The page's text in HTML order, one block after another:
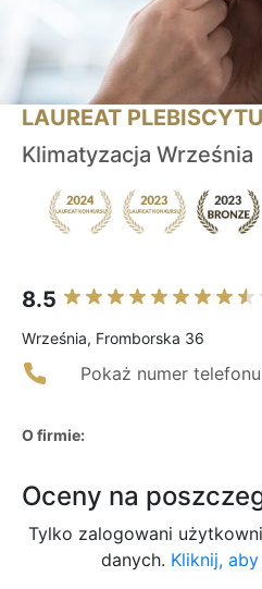
LAUREAT
Klimatyzacja Września
8.5
Września, Fromborska 36
Pokaż numer telefonu
O firmie:
Oceny na
Tylko zalogowani
danych. Kliknij,